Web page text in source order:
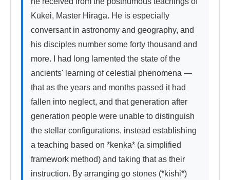
Kūkei, Master Hiraga. He is especially
conversant in astronomy and geography, and
his disciples number some forty thousand and
more. I had long lamented the state of the
ancients' learning of celestial phenomena —
that as the years and months passed it had
fallen into neglect, and that generation after
generation people were unable to distinguish
the stellar configurations, instead establishing
a teaching based on *kenka* (a simplified
framework method) and taking that as their
instruction. By arranging go stones (*kishi*)